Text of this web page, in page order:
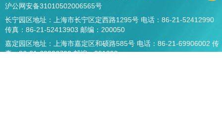
沪公网安备31010502006565号
长宁园区地址：上海市长宁区定西路1295号 电话：86-21-52412990
传真：86-21-52413903 邮编：200050
嘉定园区地址：上海市嘉定区和硕路585号 电话：86-21-69906002 传
真：86-21-69906700 邮编：201899